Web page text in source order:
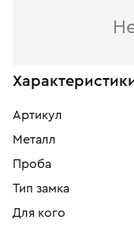
Артикул
Металл
Проба
Тип замка
Для кого